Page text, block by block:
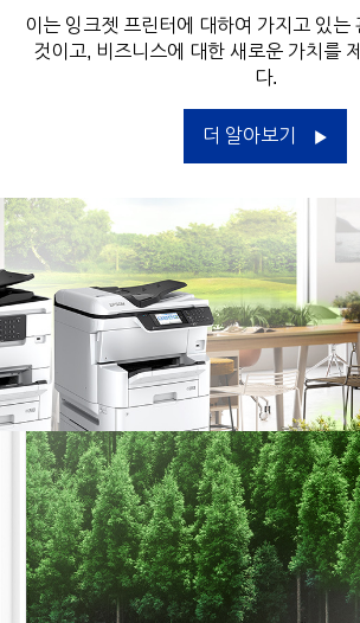
이는 잉크젯 프린터에 대하여 가지고 있는
것이고, 비즈니스에 대한 새로운 가치를
다.
더 알아보기